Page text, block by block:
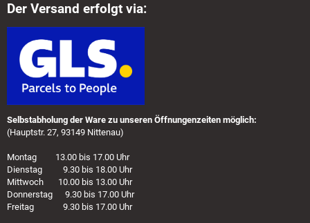
Der Versand erfolgt via:
Selbstabholung der Ware zu unseren Öffnungenzeiten möglich:
(Hauptstr. 27, 93149 Nittenau)
Montag 13.00 bis 17.00 Uhr
Dienstag 9.30 bis 18.00 Uhr
Mittwoch 10.00 bis 13.00 Uhr
Donnerstag 9.30 bis 17.00 Uhr
Freitag 9.30 bis 17.00 Uhr